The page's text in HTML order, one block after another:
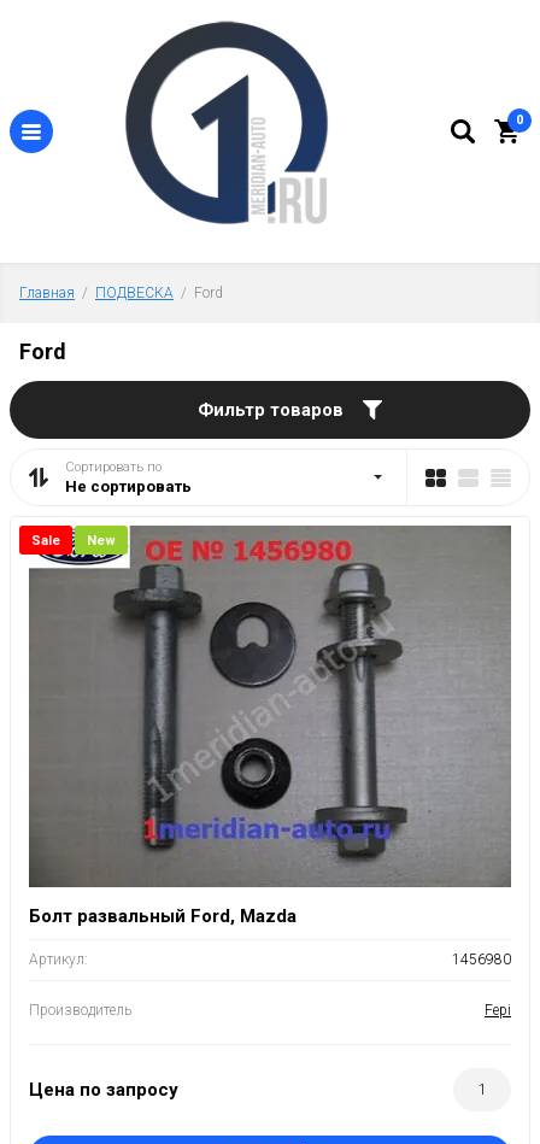
0
Главная
  /
ПОДВЕСКА
  /  Ford
Ford
Фильтр товаров
Сортировать по
Не сортировать
Sale New
Болт развальный Ford, Mazda
Артикул: 1456980
Производитель Fepi
Цена по запросу